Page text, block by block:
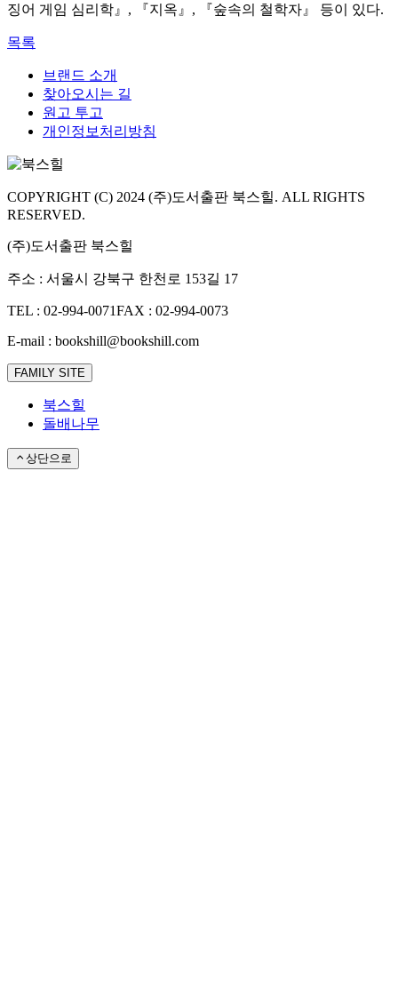
징어 게임 심리학』, 『지옥』, 『숲속의 철학자』 등이 있다.
목록
브랜드 소개
찾아오시는 길
원고 투고
개인정보처리방침
COPYRIGHT (C) 2024 (주)도서출판 북스힐. ALL RIGHTS
RESERVED.
(주)도서출판 북스힐
주소 : 서울시 강북구 한천로 153길 17
TEL : 02-994-0071FAX : 02-994-0073
E-mail : bookshill@bookshill.com
FAMILY SITE
북스힐
돌배나무
상단으로